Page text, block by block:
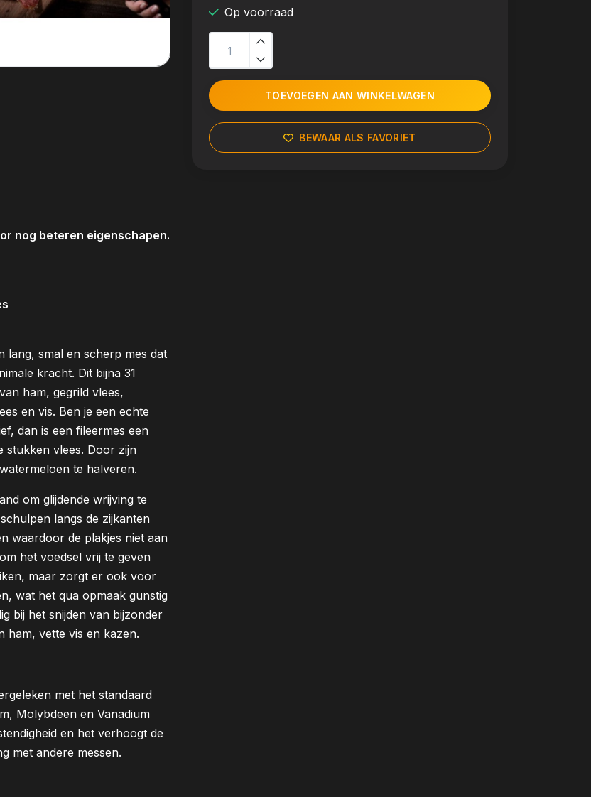
Op voorraad
TOEVOEGEN AAN WINKELWAGEN
BEWAAR ALS FAVORIET
nog beteren eigenschapen.
lang, smal en scherp mes dat
kracht. Dit bijna 31
ham, gegrild vlees,
en vis. Ben je een echte
dan is een fileermes een
stukken vlees. Door zijn
te halveren.
om glijdende wrijving te
langs de zijkanten
waardoor de plakjes niet aan
het voedsel vrij te geven
maar zorgt er ook voor
wat het qua opmaak gunstig
bij het snijden van bijzonder
ham, vette vis en kazen.
met het standaard
Molybdeen en Vanadium
en het verhoogt de
met andere messen.